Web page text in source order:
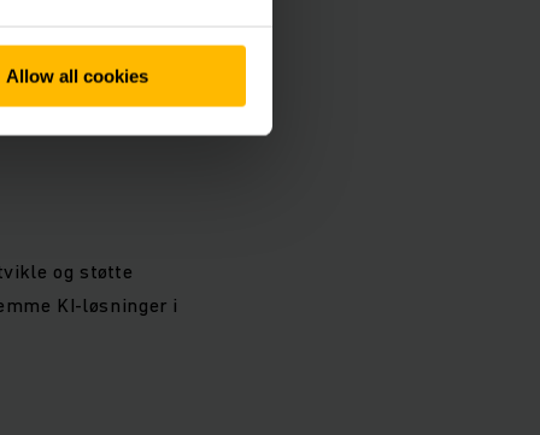
Allow all cookies
åpner
nå både
og støtte
KI-løsninger i